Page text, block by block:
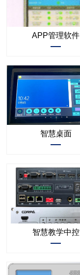
APP管理软件
智慧桌面
智慧教学中控